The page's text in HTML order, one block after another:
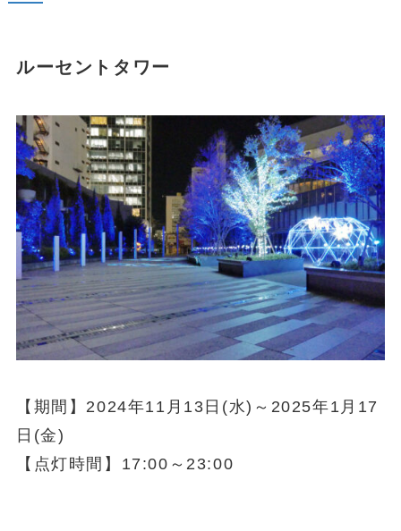
ルーセントタワー
【期間】2024年11月13日(水)～2025年1月17
日(金)
【点灯時間】17:00～23:00